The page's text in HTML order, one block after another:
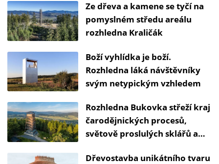
Ze dřeva a kamene se tyčí na
pomyslném středu areálu
rozhledna Kraličák
Boží vyhlídka je boží.
Rozhledna láká návštěvníky
svým netypickým vzhledem
Rozhledna Bukovka střeží kraj
čarodějnických procesů,
světově proslulých sklářů a
Dřevostavba unikátního tvaru